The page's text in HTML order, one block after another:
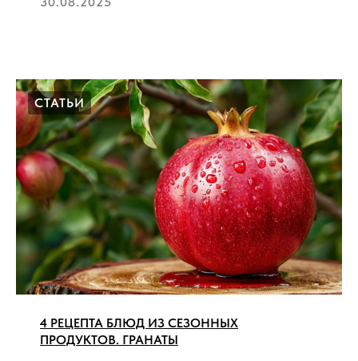
СТАТЬИ
4 РЕЦЕПТА БЛЮД ИЗ СЕЗОННЫХ
ПРОДУКТОВ. ГРАНАТЫ